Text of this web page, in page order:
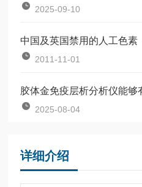
2025-09-10
中国及英国禁用的人工色素
2011-11-01
胶体金免疫层析分析仪能
2025-08-04
详细介绍